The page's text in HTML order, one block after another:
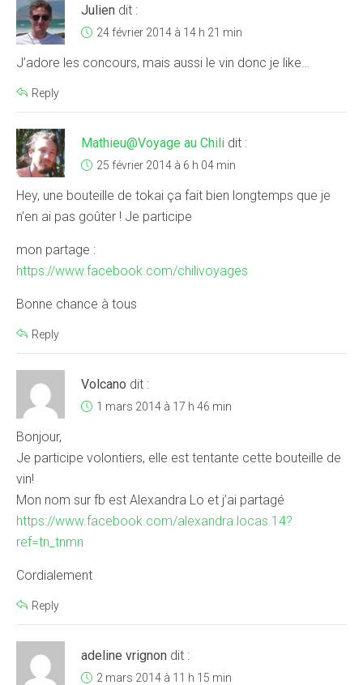
Julien dit :
24 février 2014 à 14 h 21 min
J’adore les concours, mais aussi le vin donc je like…
Reply
Mathieu@Voyage au Chili dit :
25 février 2014 à 6 h 04 min
Hey, une bouteille de tokai ça fait bien longtemps que je
n’en ai pas goûter ! Je participe
mon partage :
https://www.facebook.com/chilivoyages
Bonne chance à tous
Reply
Volcano dit :
1 mars 2014 à 17 h 46 min
Bonjour,
Je participe volontiers, elle est tentante cette bouteille de
vin!
Mon nom sur fb est Alexandra Lo et j’ai partagé
https://www.facebook.com/alexandra.locas.14?
ref=tn_tnmn
Cordialement
Reply
adeline vrignon dit :
2 mars 2014 à 11 h 15 min